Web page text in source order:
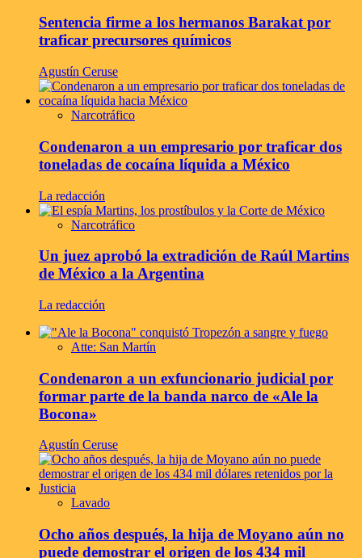
Sentencia firme a los hermanos Barakat por
traficar precursores químicos
Agustín Ceruse
Narcotráfico
Condenaron a un empresario por traficar dos
toneladas de cocaína líquida a México
La redacción
Narcotráfico
Un juez aprobó la extradición de Raúl Martins
de México a la Argentina
La redacción
Atte: San Martín
Condenaron a un exfuncionario judicial por
formar parte de la banda narco de «Ale la
Bocona»
Agustín Ceruse
Lavado
Ocho años después, la hija de Moyano aún no
puede demostrar el origen de los 434 mil